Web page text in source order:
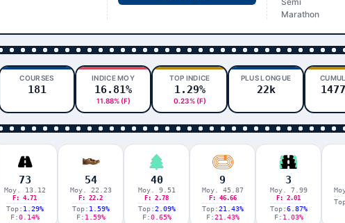
Marathon
COURSES
181
INDICE MOY
16.81%
11.88% (F)
TOP INDICE
1.29%
0.23% (F)
PLUS LONGUE
22k
73
Moy. 13.12
F: 4.71
Top: 1.29%
F:0.14%
54
Moy. 22.23
F: 22.2
Top: 1.59%
F: 1.59%
40
Moy. 9.51
F: 2.78
Top:2.09%
F:0.65%
9
Moy. 45.87
F: 46.66
Top:21.43%
F:21.43%
3
Moy. 7.99
F: 2.01
Top:6.87%
F: 1.03%